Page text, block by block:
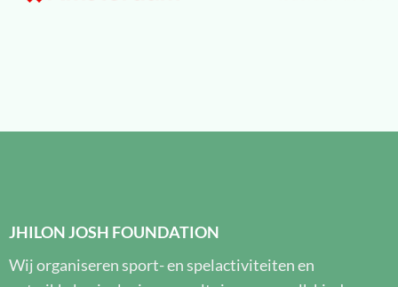
JHILON JOSH FOUNDATION
Wij organiseren sport- en spelactiviteiten en